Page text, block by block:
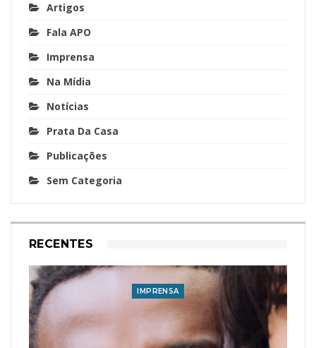
Artigos
Fala APO
Imprensa
Na Mídia
Notícias
Prata Da Casa
Publicações
Sem Categoria
RECENTES
IMPRENSA